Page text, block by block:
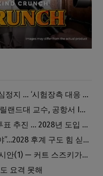
변호사 시험 보던 한인 여성 심정지 … ‘시험장측 대응 부적절’ 소송
“합법 취업허가 있는데” … 메릴랜드대 교수, 공항서 ICE에 체포, 구금 중
동포청, 재외국민 우편·전자투표 추진 … 2028년 도입 목표
트럼프 “결국 밴스 당선시켜야”…2028 후계 구도 힘 싣나
[석승환의 MLB] 덕아웃의 아시안(1) — 커트 스즈키가 우리에게 묻는 것
요격 못해